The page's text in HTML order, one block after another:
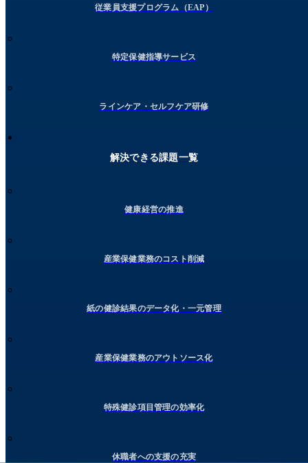
従業員支援プログラム（EAP）
特定保健指導サービス
ラインケア・セルフケア研修
解決できる課題一覧
健康経営の推進
産業保健業務のコスト削減
紙の健診結果のデータ化・一元管理
産業保健業務のアウトソース化
特殊健診項目管理の効率化
休職者への支援の充実